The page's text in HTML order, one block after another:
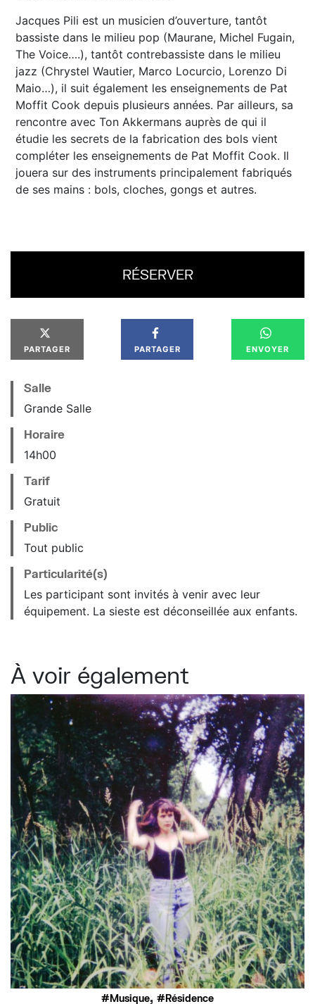
Jacques Pili est un musicien d’ouverture, tantôt
bassiste dans le milieu pop (Maurane, Michel Fugain,
The Voice….), tantôt contrebassiste dans le milieu
jazz (Chrystel Wautier, Marco Locurcio, Lorenzo Di
Maio…), il suit également les enseignements de Pat
Moffit Cook depuis plusieurs années. Par ailleurs, sa
rencontre avec Ton Akkermans auprès de qui il
étudie les secrets de la fabrication des bols vient
compléter les enseignements de Pat Moffit Cook. Il
jouera sur des instruments principalement fabriqués
de ses mains : bols, cloches, gongs et autres.
RÉSERVER
PARTAGER PARTAGER ENVOYER
Salle
Grande Salle
Horaire
14h00
Tarif
Gratuit
Public
Tout public
Particularité(s)
Les participant sont invités à venir avec leur
équipement. La sieste est déconseillée aux enfants.
À voir également
Musique, Résidence